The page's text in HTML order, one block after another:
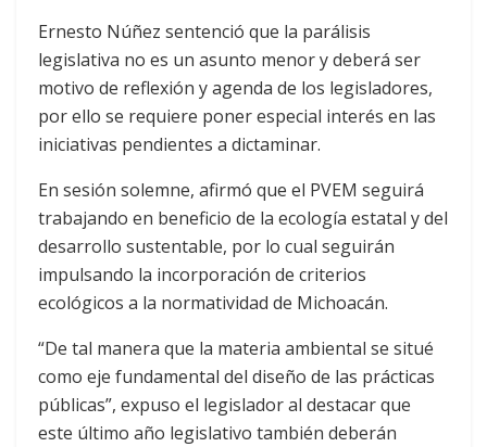
Ernesto Núñez sentenció que la parálisis
legislativa no es un asunto menor y deberá ser
motivo de reflexión y agenda de los legisladores,
por ello se requiere poner especial interés en las
iniciativas pendientes a dictaminar.
En sesión solemne, afirmó que el PVEM seguirá
trabajando en beneficio de la ecología estatal y del
desarrollo sustentable, por lo cual seguirán
impulsando la incorporación de criterios
ecológicos a la normatividad de Michoacán.
“De tal manera que la materia ambiental se situé
como eje fundamental del diseño de las prácticas
públicas”, expuso el legislador al destacar que
este último año legislativo también deberán